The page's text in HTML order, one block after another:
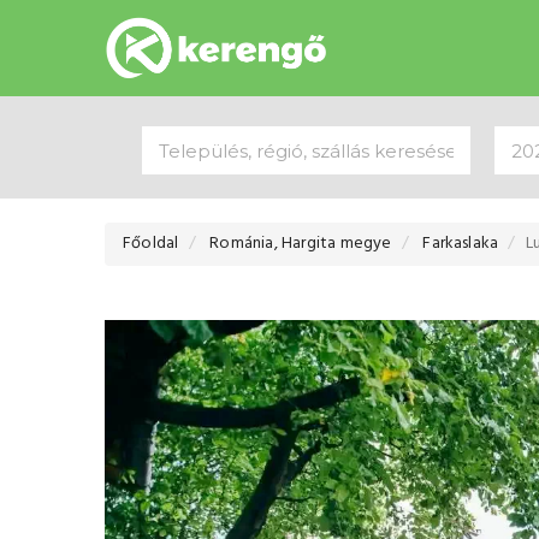
Főoldal Románia, Hargita megye Farkaslaka